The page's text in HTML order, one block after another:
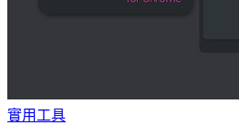
實用工具